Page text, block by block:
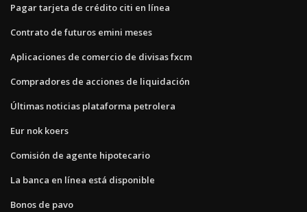
Pagar tarjeta de crédito citi en línea
Contrato de futuros emini meses
Aplicaciones de comercio de divisas fxcm
Compradores de acciones de liquidación
Últimas noticias plataforma petrolera
Eur nok koers
Comisión de agente hipotecario
La banca en línea está disponible
Bonos de pavo